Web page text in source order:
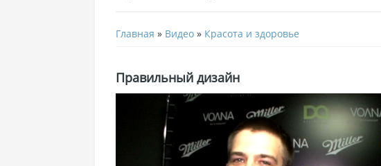
Главная » Видео » Красота и здоровье
Правильный дизайн